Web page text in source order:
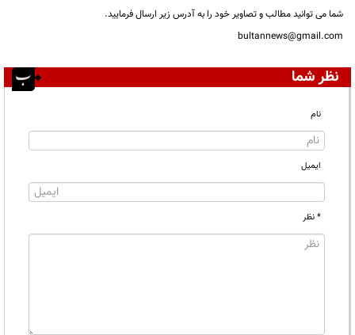
شما می توانید مطالب و تصاویر خود را به آدرس زیر ارسال فرمایید.
bultannews@gmail.com
نظر شما
نام
ایمیل
* نظر